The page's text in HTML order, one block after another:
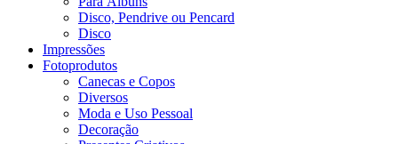
Disco, Pendrive ou Pencard
Disco
Impressões
Fotoprodutos
Canecas e Copos
Diversos
Moda e Uso Pessoal
Decoração